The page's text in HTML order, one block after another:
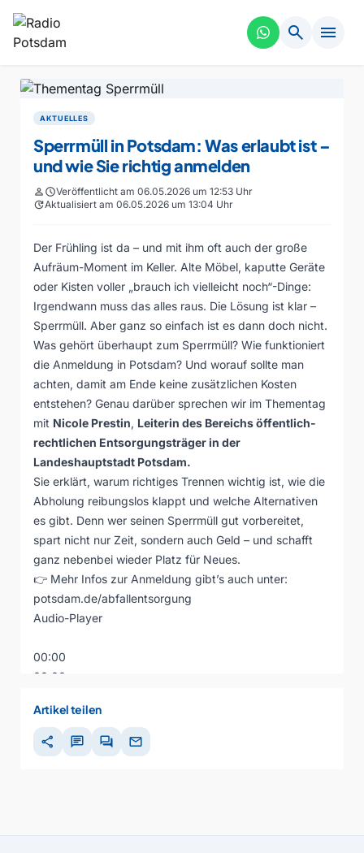
search menu
AKTUELLES
Sperrmüll in Potsdam: Was erlaubt ist –
und wie Sie richtig anmelden
personscheduleVeröffentlicht am 06.05.2026 um 12:53 Uhr
updateAktualisiert am 06.05.2026 um 13:04 Uhr
Der Frühling ist da – und mit ihm oft auch der große
Aufräum-Moment im Keller. Alte Möbel, kaputte Geräte
oder Kisten voller „brauch ich vielleicht noch“-Dinge:
Irgendwann muss das alles raus. Die Lösung ist klar –
Sperrmüll. Aber ganz so einfach ist es dann doch nicht.
Was gehört überhaupt zum Sperrmüll? Wie funktioniert
die Anmeldung in Potsdam? Und worauf sollte man
achten, damit am Ende keine zusätzlichen Kosten
entstehen? Genau darüber sprechen wir im Thementag
mit Nicole Prestin, Leiterin des Bereichs öffentlich-
rechtlichen Entsorgungsträger in der
Landeshauptstadt Potsdam.
Sie erklärt, warum richtiges Trennen wichtig ist, wie die
Abholung reibungslos klappt und welche Alternativen
es gibt. Denn wer seinen Sperrmüll gut vorbereitet,
spart nicht nur Zeit, sondern auch Geld – und schafft
ganz nebenbei wieder Platz für Neues.
👉 Mehr Infos zur Anmeldung gibt’s auch unter:
potsdam.de/abfallentsorgung
Audio-Player
00:00
00:00
Artikel teilen
share chat forum mail